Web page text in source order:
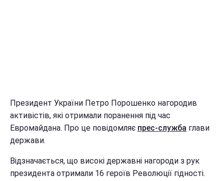
Президент України Петро Порошенко нагородив
активістів, які отримали поранення під час
Евромайдана. Про це повідомляє прес-служба глави
держави.
Відзначається, що високі державні нагороди з рук
президента отримали 16 героїв Революції гідності.